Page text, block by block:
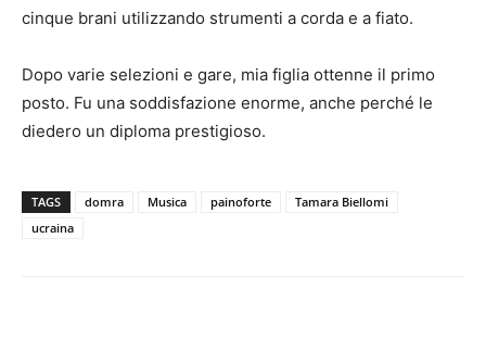
cinque brani utilizzando strumenti a corda e a fiato.
Dopo varie selezioni e gare, mia figlia ottenne il primo
posto. Fu una soddisfazione enorme, anche perché le
diedero un diploma prestigioso.
TAGS domra Musica painoforte
Tamara Biellomi
ucraina